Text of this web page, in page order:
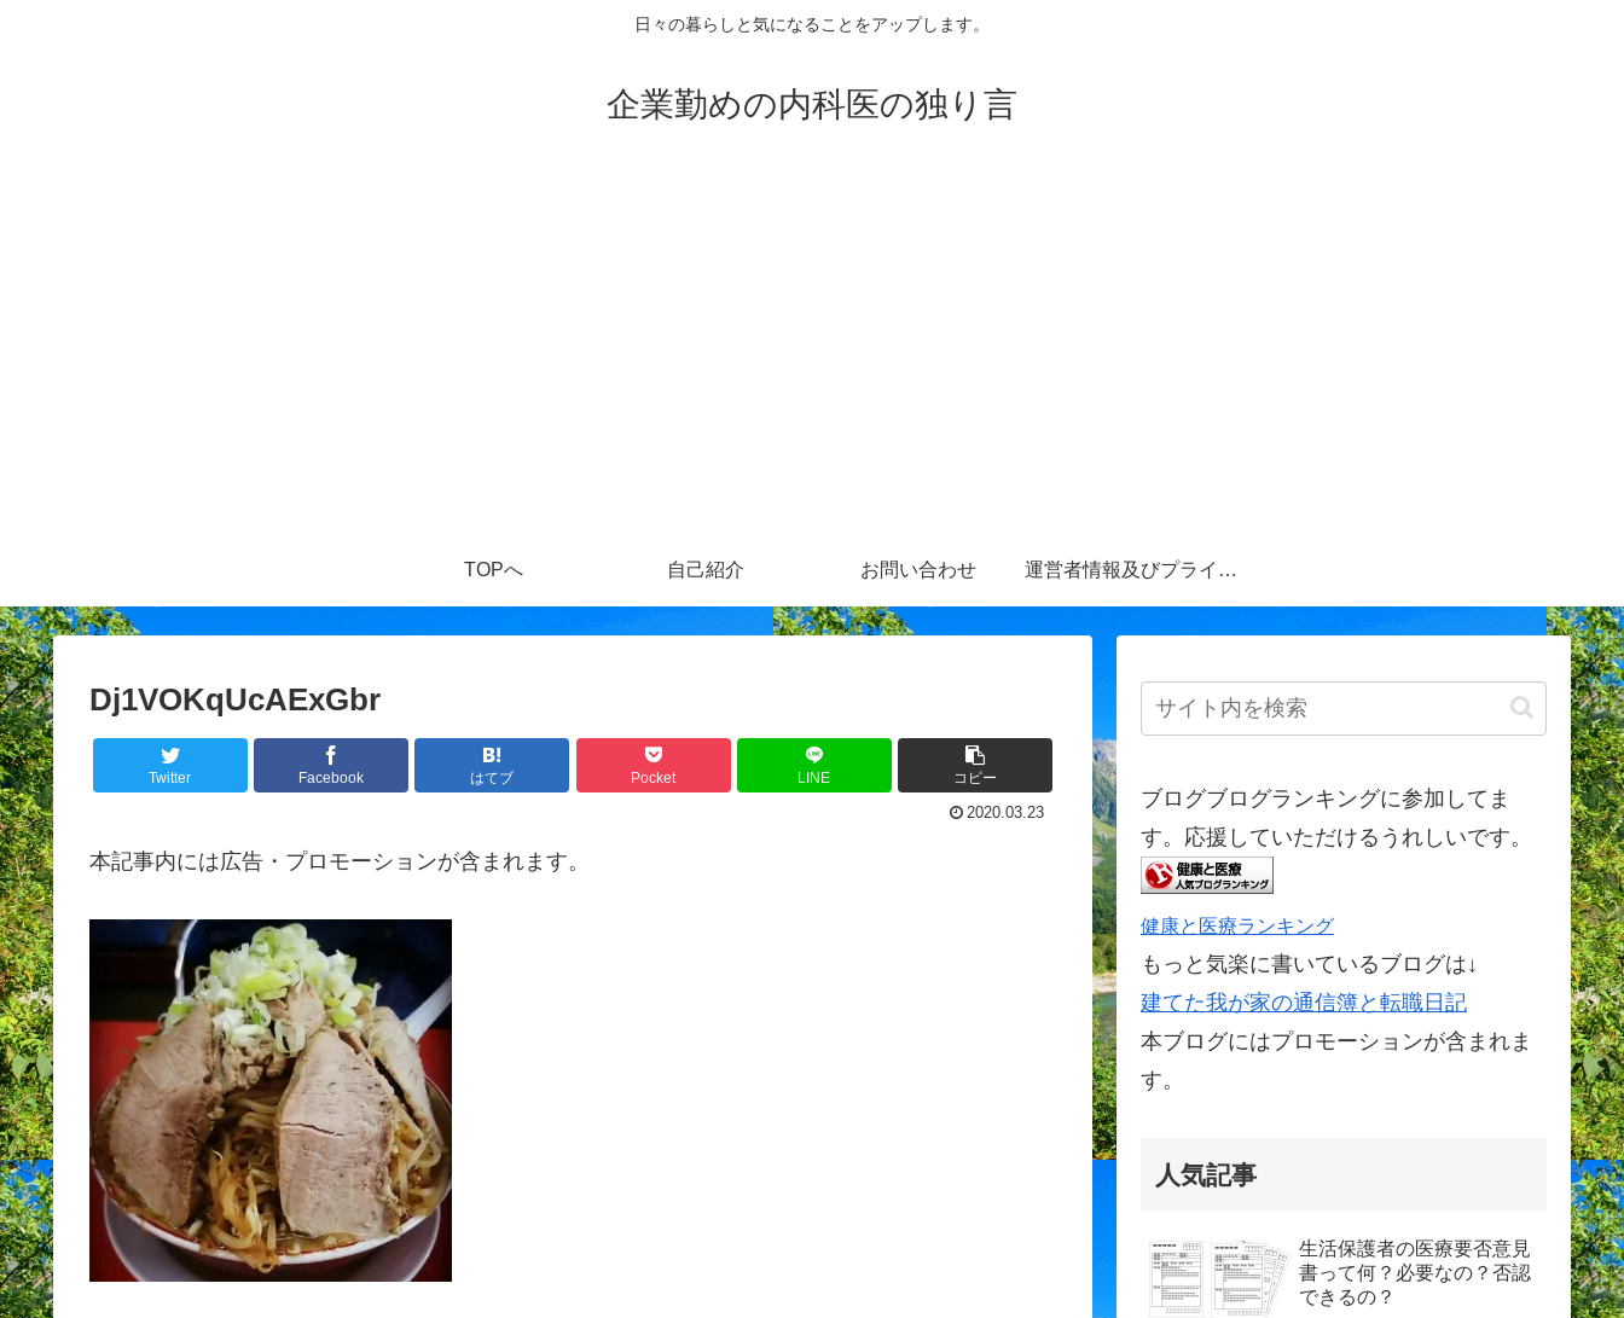
日々の暮らしと気になることをアップします。
企業勤めの内科医の独り言
TOPへ 自己紹介 お問い合わせ 運営者情報及びプライバ
シーポリシー
Dj1VOKqUcAExGbr
Twitter Facebook はてブ Pocket LINE コピー
2020.03.23
本記事内には広告・プロモーションが含まれます。
ブログブログランキングに参加してま
す。応援していただけるうれしいです。
健康と医療ランキング
もっと気楽に書いているブログは↓
建てた我が家の通信簿と転職日記
本ブログにはプロモーションが含まれま
す。
人気記事
生活保護者の医療要否意見
書って何？必要なの？否認
できるの？